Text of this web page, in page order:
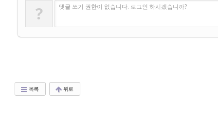
? 댓글 쓰기 권한이 없습니다. 로그인 하시겠습니까?
목록 위로